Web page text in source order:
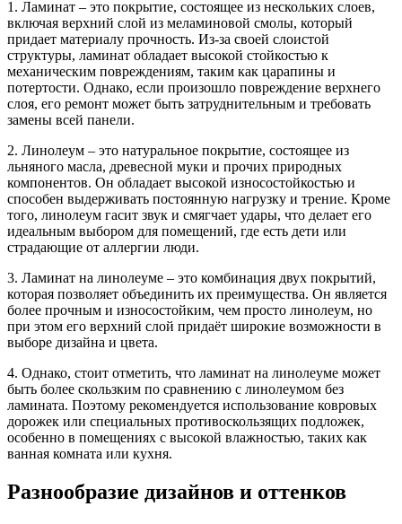
1. Ламинат – это покрытие, состоящее из нескольких слоев,
включая верхний слой из меламиновой смолы, который
придает материалу прочность. Из-за своей слоистой
структуры, ламинат обладает высокой стойкостью к
механическим повреждениям, таким как царапины и
потертости. Однако, если произошло повреждение верхнего
слоя, его ремонт может быть затруднительным и требовать
замены всей панели.
2. Линолеум – это натуральное покрытие, состоящее из
льняного масла, древесной муки и прочих природных
компонентов. Он обладает высокой износостойкостью и
способен выдерживать постоянную нагрузку и трение. Кроме
того, линолеум гасит звук и смягчает удары, что делает его
идеальным выбором для помещений, где есть дети или
страдающие от аллергии люди.
3. Ламинат на линолеуме – это комбинация двух покрытий,
которая позволяет объединить их преимущества. Он является
более прочным и износостойким, чем просто линолеум, но
при этом его верхний слой придаёт широкие возможности в
выборе дизайна и цвета.
4. Однако, стоит отметить, что ламинат на линолеуме может
быть более скользким по сравнению с линолеумом без
ламината. Поэтому рекомендуется использование ковровых
дорожек или специальных противоскользящих подложек,
особенно в помещениях с высокой влажностью, таких как
ванная комната или кухня.
Разнообразие дизайнов и оттенков